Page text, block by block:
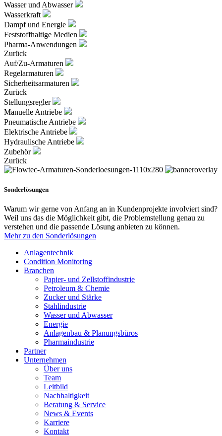
Wasser und Abwasser
Wasserkraft
Dampf und Energie
Feststoffhaltige Medien
Pharma-Anwendungen
Zurück
Auf/Zu-Armaturen
Regelarmaturen
Sicherheitsarmaturen
Zurück
Stellungsregler
Manuelle Antriebe
Pneumatische Antriebe
Elektrische Antriebe
Hydraulische Antriebe
Zubehör
Zurück
Sonderlösungen
Warum wir gerne von Anfang an in Kundenprojekte involviert sind?
Weil uns das die Möglichkeit gibt, die Problemstellung genau zu
verstehen und die passende Lösung anbieten zu können.
Mehr zu den Sonderlösungen
Anlagentechnik
Condition Monitoring
Branchen
Papier- und Zellstoffindustrie
Petroleum & Chemie
Zucker und Stärke
Stahlindustrie
Wasser und Abwasser
Energie
Anlagenbau & Planungsbüros
Pharmaindustrie
Partner
Unternehmen
Über uns
Team
Leitbild
Nachhaltigkeit
Beratung & Service
News & Events
Karriere
Kontakt